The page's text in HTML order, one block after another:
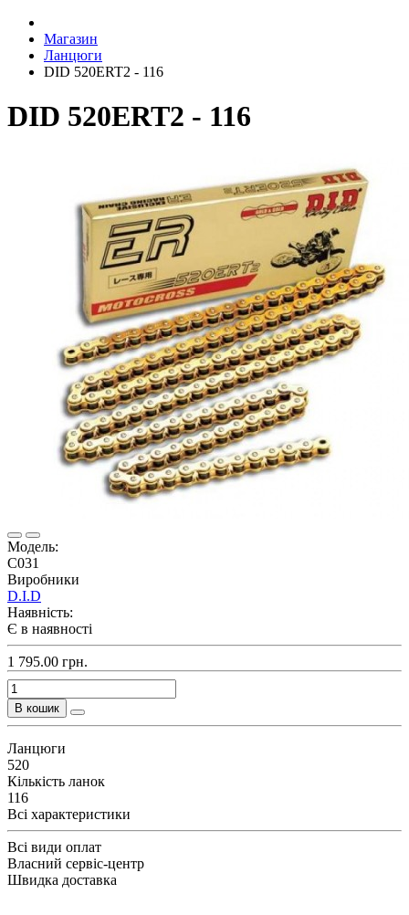
Магазин
Ланцюги
DID 520ERT2 - 116
DID 520ERT2 - 116
Модель:
C031
Виробники
D.I.D
Наявність:
Є в наявності
1 795.00 грн.
В кошик
Ланцюги
520
Кількість ланок
116
Всі характеристики
Всі види оплат
Власний сервіс-центр
Швидка доставка